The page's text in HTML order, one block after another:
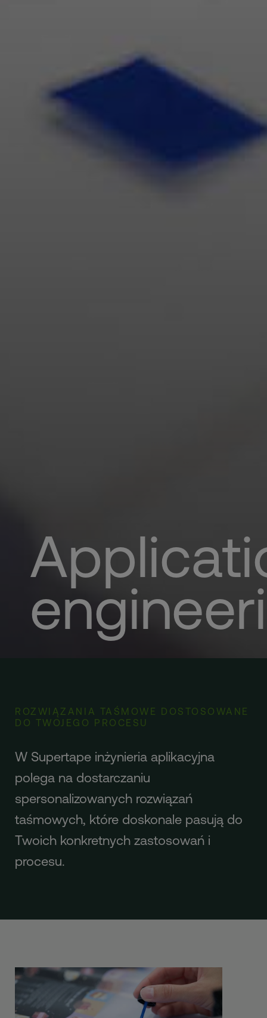
ROZWIĄZANIA TAŚMOWE DOSTOSOWANE
DO TWOJEGO PROCESU
W Supertape inżynieria aplikacyjna
polega na dostarczaniu
spersonalizowanych rozwiązań
taśmowych, które doskonale pasują do
Twoich konkretnych zastosowań i
procesu.